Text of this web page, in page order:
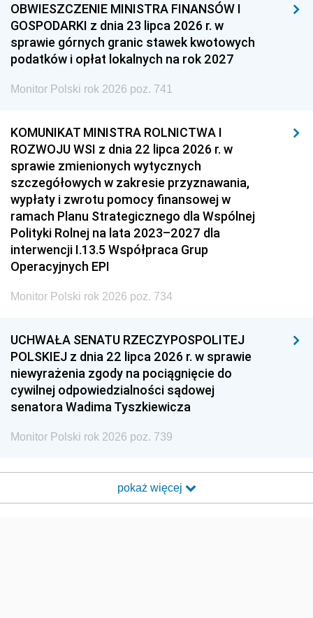
OBWIESZCZENIE MINISTRA FINANSÓW I
GOSPODARKI z dnia 23 lipca 2026 r. w
sprawie górnych granic stawek kwotowych
podatków i opłat lokalnych na rok 2027
Monitor Polski rok 2026 poz. 741
KOMUNIKAT MINISTRA ROLNICTWA I
ROZWOJU WSI z dnia 22 lipca 2026 r. w
sprawie zmienionych wytycznych
szczegółowych w zakresie przyznawania,
wypłaty i zwrotu pomocy finansowej w
ramach Planu Strategicznego dla Wspólnej
Polityki Rolnej na lata 2023–2027 dla
interwencji I.13.5 Współpraca Grup
Operacyjnych EPI
Monitor Polski rok 2026 poz. 734
UCHWAŁA SENATU RZECZYPOSPOLITEJ
POLSKIEJ z dnia 22 lipca 2026 r. w sprawie
niewyrażenia zgody na pociągnięcie do
cywilnej odpowiedzialności sądowej
senatora Wadima Tyszkiewicza
Monitor Polski rok 2026 poz. 739
pokaż więcej